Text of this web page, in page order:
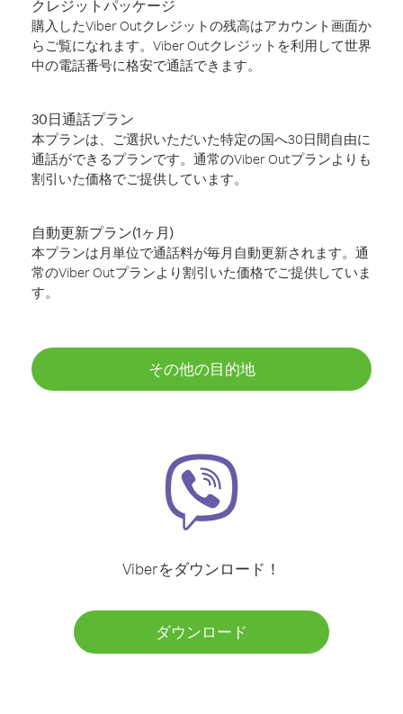
クレジットパッケージ
購入したViber Outクレジットの残高はアカウント画面か
らご覧になれます。Viber Outクレジットを利用して世界
中の電話番号に格安で通話できます。
30日通話プラン
本プランは、ご選択いただいた特定の国へ30日間自由に
通話ができるプランです。通常のViber Outプランよりも
割引いた価格でご提供しています。
自動更新プラン(1ヶ月)
本プランは月単位で通話料が毎月自動更新されます。通
常のViber Outプランより割引いた価格でご提供していま
す。
その他の目的地
Viberをダウンロード！
ダウンロード